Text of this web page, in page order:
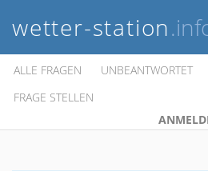
wetter-station
ALLE FRAGEN UNBEANTWORTET
FRAGE STELLEN